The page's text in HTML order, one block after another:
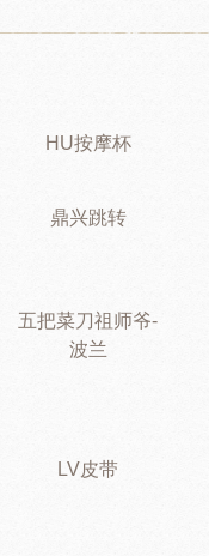
HU按摩杯
鼎兴跳转
五把菜刀祖师爷-
波兰
LV皮带